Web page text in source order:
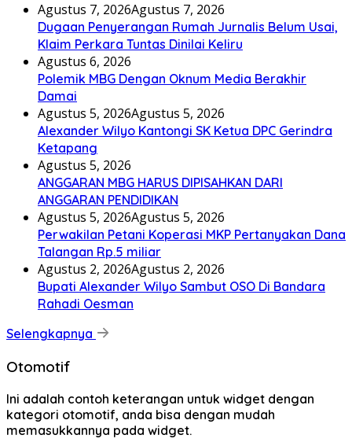
Agustus 7, 2026Agustus 7, 2026
Dugaan Penyerangan Rumah Jurnalis Belum Usai,
Klaim Perkara Tuntas Dinilai Keliru
Agustus 6, 2026
Polemik MBG Dengan Oknum Media Berakhir
Damai
Agustus 5, 2026Agustus 5, 2026
Alexander Wilyo Kantongi SK Ketua DPC Gerindra
Ketapang
Agustus 5, 2026
ANGGARAN MBG HARUS DIPISAHKAN DARI
ANGGARAN PENDIDIKAN
Agustus 5, 2026Agustus 5, 2026
Perwakilan Petani Koperasi MKP Pertanyakan Dana
Talangan Rp.5 miliar
Agustus 2, 2026Agustus 2, 2026
Bupati Alexander Wilyo Sambut OSO Di Bandara
Rahadi Oesman
Selengkapnya
Otomotif
Ini adalah contoh keterangan untuk widget dengan
kategori otomotif, anda bisa dengan mudah
memasukkannya pada widget.